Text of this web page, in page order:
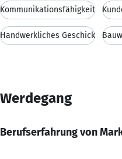
Kommunikationsfähigkeit
Handwerkliches Geschick
Werdegang
Berufserfahrung von